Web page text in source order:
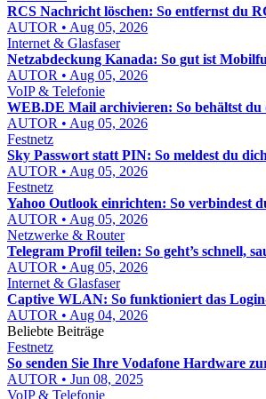
RCS Nachricht löschen: So entfernst du
AUTOR • Aug 05, 2026
Internet & Glasfaser
Netzabdeckung Kanada: So gut ist
AUTOR • Aug 05, 2026
VoIP & Telefonie
WEB.DE Mail archivieren: So behältst
AUTOR • Aug 05, 2026
Festnetz
Sky Passwort statt PIN: So meldest du
AUTOR • Aug 05, 2026
Festnetz
Yahoo Outlook einrichten: So verbindest
AUTOR • Aug 05, 2026
Netzwerke & Router
Telegram Profil teilen: So geht’s schnell,
AUTOR • Aug 05, 2026
Internet & Glasfaser
Captive WLAN: So funktioniert das
AUTOR • Aug 04, 2026
Beliebte Beiträge
Festnetz
So senden Sie Ihre Vodafone Hardware
AUTOR • Jun 08, 2025
VoIP & Telefonie